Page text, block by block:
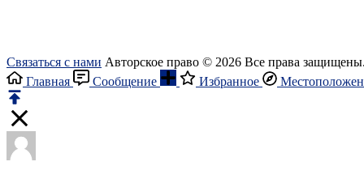
Связаться с нами Авторское право © 2026 Все права
Главная
Сообщение Избранное